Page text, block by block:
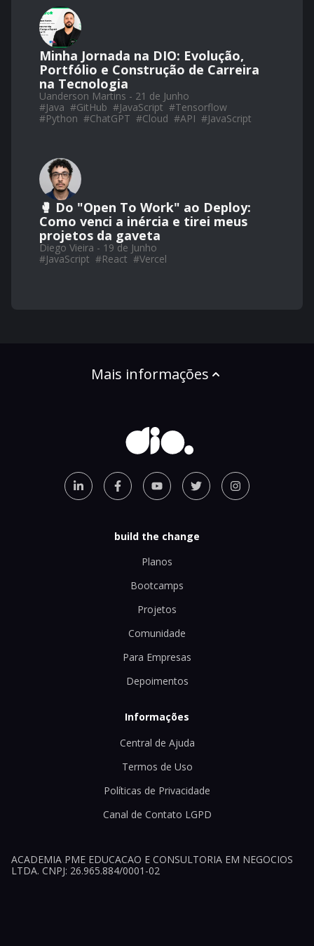
Minha Jornada na DIO: Evolução,
Portfólio e Construção de Carreira
na Tecnologia
Uanderson Martins - 21 de Junho
#Java #GitHub #JavaScript #Tensorflow
#Python #ChatGPT #Cloud #API #JavaScript
🥊 Do "Open To Work" ao Deploy:
Como venci a inércia e tirei meus
projetos da gaveta
Diego Vieira - 19 de Junho
#JavaScript #React #Vercel
Mais informações
build the change
Planos
Bootcamps
Projetos
Comunidade
Para Empresas
Depoimentos
Informações
Central de Ajuda
Termos de Uso
Políticas de Privacidade
Canal de Contato LGPD
ACADEMIA PME EDUCACAO E CONSULTORIA EM NEGOCIOS
LTDA. CNPJ: 26.965.884/0001-02